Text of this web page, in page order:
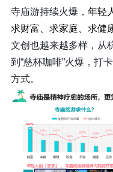
寺庙游持续火爆， 年轻
求财富、求家庭、求健
文创也越来越多样，从
到“慈杯咖啡”火爆，打
方式。